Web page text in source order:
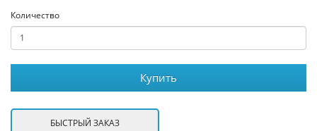
Количество
Купить
БЫСТРЫЙ ЗАКАЗ